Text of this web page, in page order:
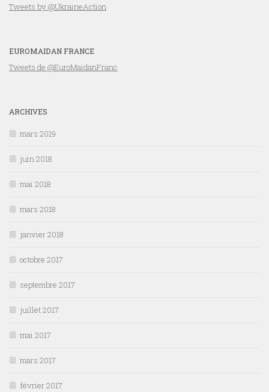
Tweets by @UkraineAction
EUROMAIDAN FRANCE
Tweets de @EuroMaidanFranc
ARCHIVES
mars 2019
juin 2018
mai 2018
mars 2018
janvier 2018
octobre 2017
septembre 2017
juillet 2017
mai 2017
mars 2017
février 2017